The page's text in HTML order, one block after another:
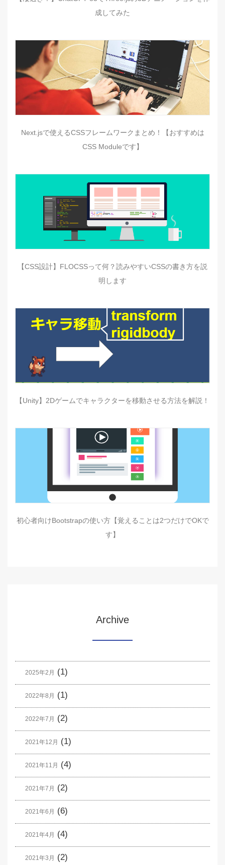
成してみた
Next.jsで使えるCSSフレームワークまとめ！【おすすめは
CSS Moduleです】
【CSS設計】FLOCSSって何？読みやすいCSSの書き方を説
明します
【Unity】2Dゲームでキャラクターを移動させる方法を解説！
初心者向けBootstrapの使い方【覚えることは2つだけでOKで
す】
Archive
2025年2月 (1)
2022年8月 (1)
2022年7月 (2)
2021年12月 (1)
2021年11月 (4)
2021年7月 (2)
2021年6月 (6)
2021年4月 (4)
2021年3月 (2)